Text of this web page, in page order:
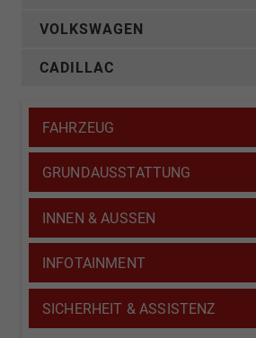
VOLKSWAGEN
CADILLAC
FAHRZEUG
GRUNDAUSSTATTUNG
INNEN & AUSSEN
INFOTAINMENT
SICHERHEIT & ASSISTENZ